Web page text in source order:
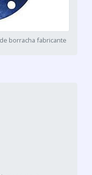
borracha fabricante